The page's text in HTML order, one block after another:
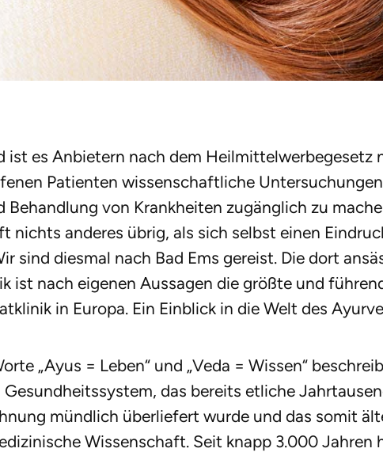
ist es Anbietern nach dem Heilmittelwerbegesetz
Patienten wissenschaftliche
Behandlung von Krankheiten zugänglich zu
nichts anderes übrig, als sich selbst einen
sind diesmal nach Bad Ems gereist. Die dort
ist nach eigenen Aussagen die größte und
in Europa. Ein Einblick in die Welt des
„Ayus = Leben“ und „Veda = Wissen“
das bereits etliche
mündlich überliefert wurde und das somit
Wissenschaft. Seit knapp 3.000 Jahren